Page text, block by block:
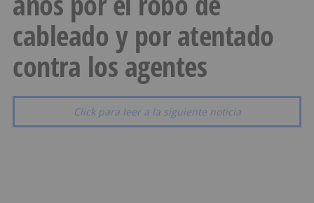
cableado y por atentado
contra los agentes
Click para leer a la siguiente noticia